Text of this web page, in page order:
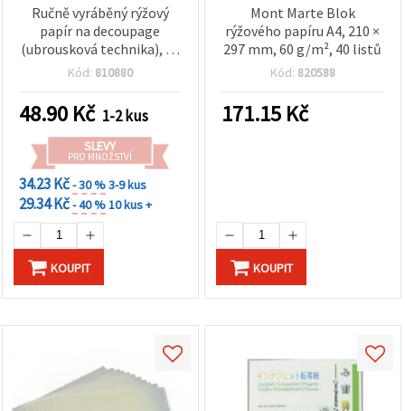
Ručně vyráběný rýžový
papír na decoupage
(ubrousková technika), 70
x 70 cm, 20 g/m²
Kód: 810880
48.90 Kč 1-2 kus
SLEVY
PRO MNOŽSTVÍ
34.23 Kč- 30 %3-9 kus
29.34 Kč- 40 %10 kus +
KOUPIT
Mont Marte Blok
rýžového papíru A4, 210 ×
297 mm, 60 g/m², 40 listů
Kód: 820588
171.15 Kč
KOUPIT